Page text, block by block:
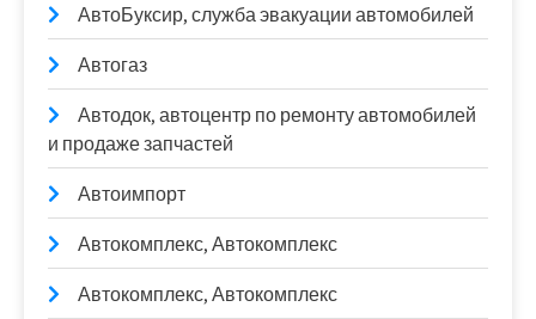
АвтоБуксир, служба эвакуации автомобилей
Автогаз
Автодок, автоцентр по ремонту автомобилей
и продаже запчастей
Автоимпорт
Автокомплекс, Автокомплекс
Автокомплекс, Автокомплекс